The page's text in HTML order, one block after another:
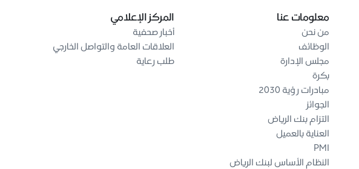
معلومات عنا
من نحن
الوظائف
مجلس الإدارة
بكرة
مبادرات رؤية 2030
الجوائز
التزام بنك الرياض
العناية بالعميل
PMI
النظام الأساس لبنك الرياض
المركز الإعلامي
أخبار صحفية
العلاقات العامة والتواصل الخارجي
طلب رعاية